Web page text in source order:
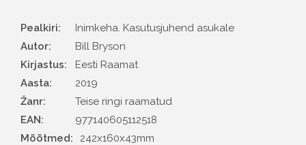
Pealkiri:
Inimkeha. Kasutusjuhend asukale
Autor
Bill Bryson
Kirjastus
Eesti Raamat
Aasta
2019
Žanr
Teise ringi raamatud
EAN
977140605112518
Mõõtmed:
242x160x43mm